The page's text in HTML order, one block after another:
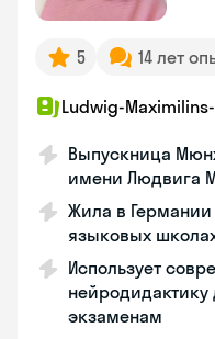
5 14 лет
Ludwig-
Выпускница
имени Людвига
Жила в Германии
языковых
Использует
нейродидактику
экзаменам